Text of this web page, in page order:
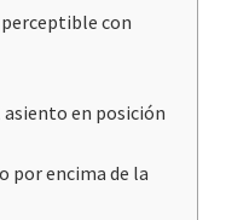
con
asiento en posición
por encima de la